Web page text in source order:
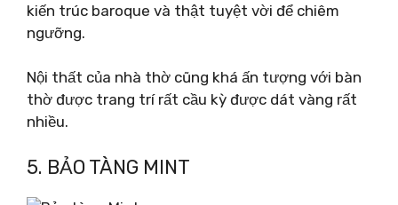
kiến ​​trúc baroque và thật tuyệt vời để chiêm
ngưỡng.
Nội thất của nhà thờ cũng khá ấn tượng với bàn
thờ được trang trí rất cầu kỳ được dát vàng rất
nhiều.
5. BẢO TÀNG MINT